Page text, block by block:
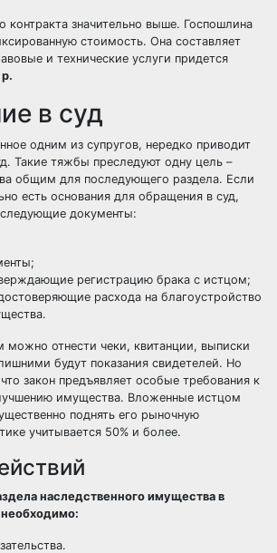
контракта значительно выше. Госпошлина
стоимость. Она составляет
и технические услуги придется
в суд
одним из супругов, нередко приводит
Такие тяжбы преследуют одну цель –
общим для последующего раздела. Если
есть основания для обращения в суд,
документы:
регистрацию брака с истцом;
расхода на благоустройство
можно отнести чеки, квитанции, выписки
будут показания свидетелей. Но
закон предъявляет особые требования к
имущества. Вложенные истцом
поднять его рыночную
учитывается 50% и более.
наследственного имущества в